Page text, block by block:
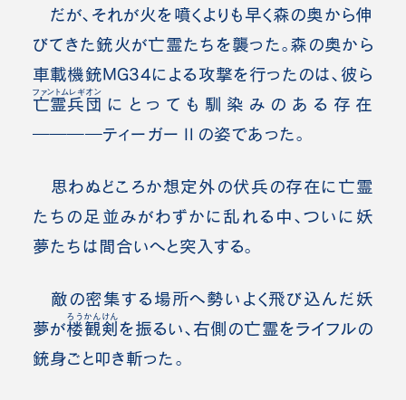
だが、それが火を噴くよりも早く森の奥から伸
びてきた銃火が亡霊たちを襲った。森の奥から
車載機銃MG34による攻撃を行ったのは、彼ら
亡霊兵団
ファントムレギオン
にとっても馴染みのある存在
――――ティーガーⅡの姿であった。
思わぬどころか想定外の伏兵の存在に亡霊
たちの足並みがわずかに乱れる中、ついに妖
夢たちは間合いへと突入する。
敵の密集する場所へ勢いよく飛び込んだ妖
夢が楼観剣
ろうかんけん
を振るい、右側の亡霊をライフルの
銃身ごと叩き斬った。